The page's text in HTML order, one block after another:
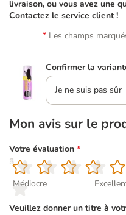
livraison, ou vous avez une
Contactez le service client !
Les champs
Confirmer la
Je ne suis pas sûr
Mon avis sur le
Votre évaluation *
1
Médiocre
2
3
4
5
Veuillez donner un titre à